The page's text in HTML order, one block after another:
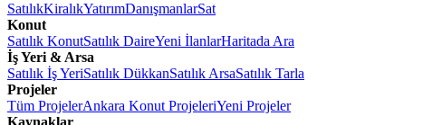
SatılıkKiralıkYatırımDanışmanlarSat
Konut
Satılık KonutSatılık DaireYeni İlanlarHaritada Ara
İş Yeri & Arsa
Satılık İş YeriSatılık DükkanSatılık ArsaSatılık Tarla
Projeler
Tüm ProjelerAnkara Konut ProjeleriYeni Projeler
Kaynaklar